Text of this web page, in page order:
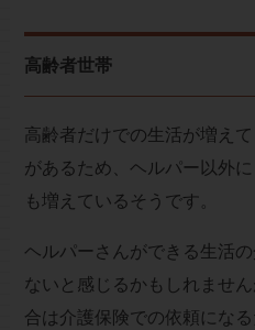
高齢者世帯
高齢者だけでの生活が増え
があるため、ヘルパー以外
も増えているそうです。
ヘルパーさんができる生活
ないと感じるかもしれませ
合は介護保険での依頼にな